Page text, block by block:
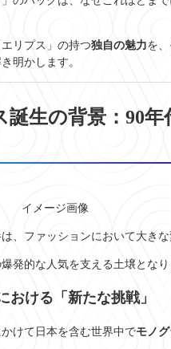
リプス」の持つ独自の魅力を
明かします。
誕生の背景：90
イメージ画像
、ファッションにおいて大きな
発的な人気を支える土壌となり
おける「新たな挑戦」
けて日本を含む世界中でモノ